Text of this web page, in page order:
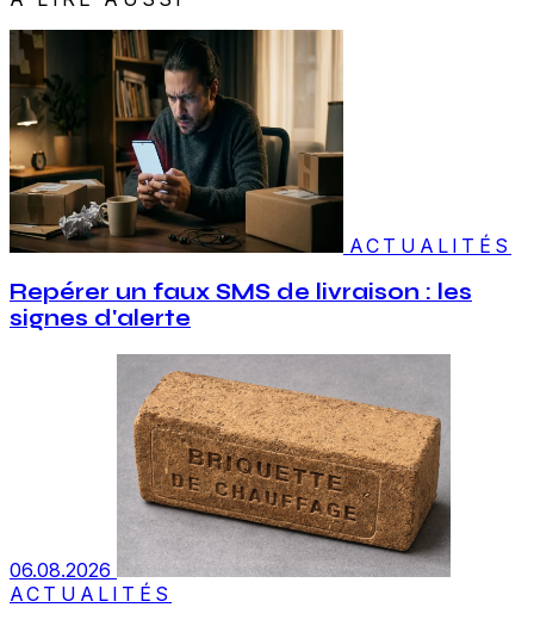
ACTUALITÉS
Repérer un faux SMS de livraison : les
signes d'alerte
06.08.2026
ACTUALITÉS